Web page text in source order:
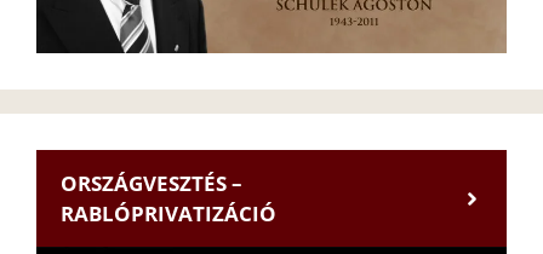
ORSZÁGVESZTÉS –
RABLÓPRIVATIZÁCIÓ